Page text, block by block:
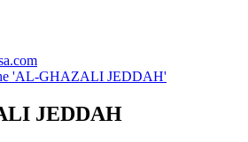
'AL-GHAZALI JEDDAH'
JEDDAH